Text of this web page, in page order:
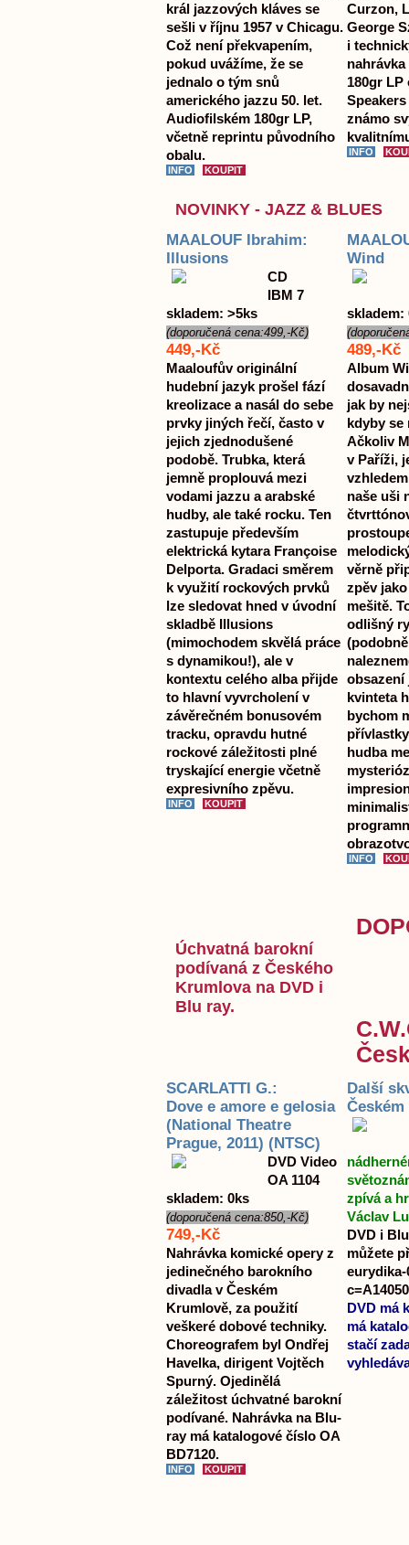
král jazzových kláves se
sešli v říjnu 1957 v Chicagu.
Což není překvapením,
pokud uvážíme, že se
jednalo o tým snů
amerického jazzu 50. let.
Audiofilském 180gr LP,
včetně reprintu původního
obalu.
Curzon,
George
i
180gr
známo
NOVINKY - JAZZ & BLUES
MAALOUF Ibrahim:
Illusions
CD
IBM 7
skladem: >5ks
(doporučená cena:499,-Kč)
449,-Kč
Maaloufův originální
hudební jazyk prošel fází
kreolizace a nasál do sebe
prvky jiných řečí, často v
jejich zjednodušené
podobě. Trubka, která
jemně proplouvá mezi
vodami jazzu a arabské
hudby, ale také rocku. Ten
zastupuje především
elektrická kytara Françoise
Delporta. Gradaci směrem
k využití rockových prvků
lze sledovat hned v úvodní
skladbě Illusions
(mimochodem skvělá práce
s dynamikou!), ale v
kontextu celého alba přijde
to hlavní vyvrcholení v
závěrečném bonusovém
tracku, opravdu hutné
rockové záležitosti plné
tryskající energie včetně
expresivního zpěvu.
Wind
skladem:
489,-Kč
Album
jak by
kdyby se
Ačkoliv
v Paříži,
naše uši
věrně
zpěv
mešitě.
odlišný
obsazení
kvinteta
bychom
hudba
Úchvatná barokní
podívaná z Českého
Krumlova na DVD i
Blu ray.
SCARLATTI G.:
Dove e amore e gelosia
(National Theatre
Prague, 2011) (NTSC)
DVD Video
OA 1104
skladem: 0ks
(doporučená cena:850,-Kč)
749,-Kč
Nahrávka komické opery z
jedinečného barokního
divadla v Českém
Krumlově, za použití
veškeré dobové techniky.
Choreografem byl Ondřej
Havelka, dirigent Vojtěch
Spurný. Ojedinělá
záležitost úchvatné barokní
podívané. Nahrávka na Blu-
ray má katalogové číslo OA
BD7120.
Další
zpívá a
Václav
DVD i
můžete
DVD má
má
stačí